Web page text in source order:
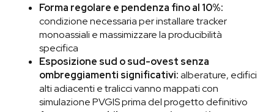
Forma regolare e pendenza fino al 10%:
condizione necessaria per installare tracker
monoassiali e massimizzare la producibilità
specifica
Esposizione sud o sud-ovest senza
ombreggiamenti significativi:alberature, edifici
alti adiacenti e tralicci vanno mappati con
simulazione PVGIS prima del progetto definitivo